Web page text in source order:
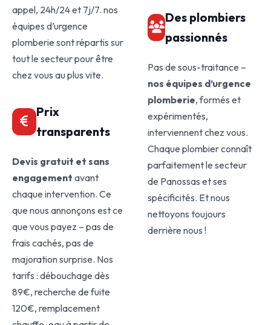
appel, 24h/24 et 7j/7. nos
équipes d’urgence
plomberie sont répartis sur
tout le secteur pour être
chez vous au plus vite.
Prix
transparents
Devis gratuit et sans
engagement avant
chaque intervention. Ce
que nous annonçons est ce
que vous payez – pas de
frais cachés, pas de
majoration surprise. Nos
tarifs : débouchage dès
89€, recherche de fuite
120€, remplacement
Des plombiers
passionnés
Pas de sous-traitance –
nos équipes d’urgence
plomberie, formés et
expérimentés,
interviennent chez vous.
Chaque plombier connaît
parfaitement le secteur
de Panossas et ses
spécificités. Et nous
nettoyons toujours
derrière nous !